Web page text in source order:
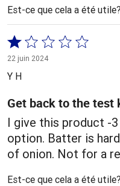
Est-ce que cela a été utile?
Coté
1 sur
5
22 juin 2024
Y H
Get back to the test
I give this product -
option. Batter is
of onion. Not for a
Est-ce que cela a été utile?